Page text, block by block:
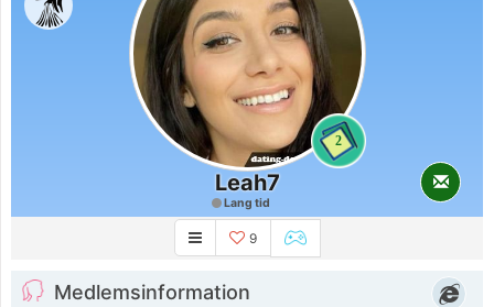
2
Leah7
Lang tid
9
Medlemsinformation